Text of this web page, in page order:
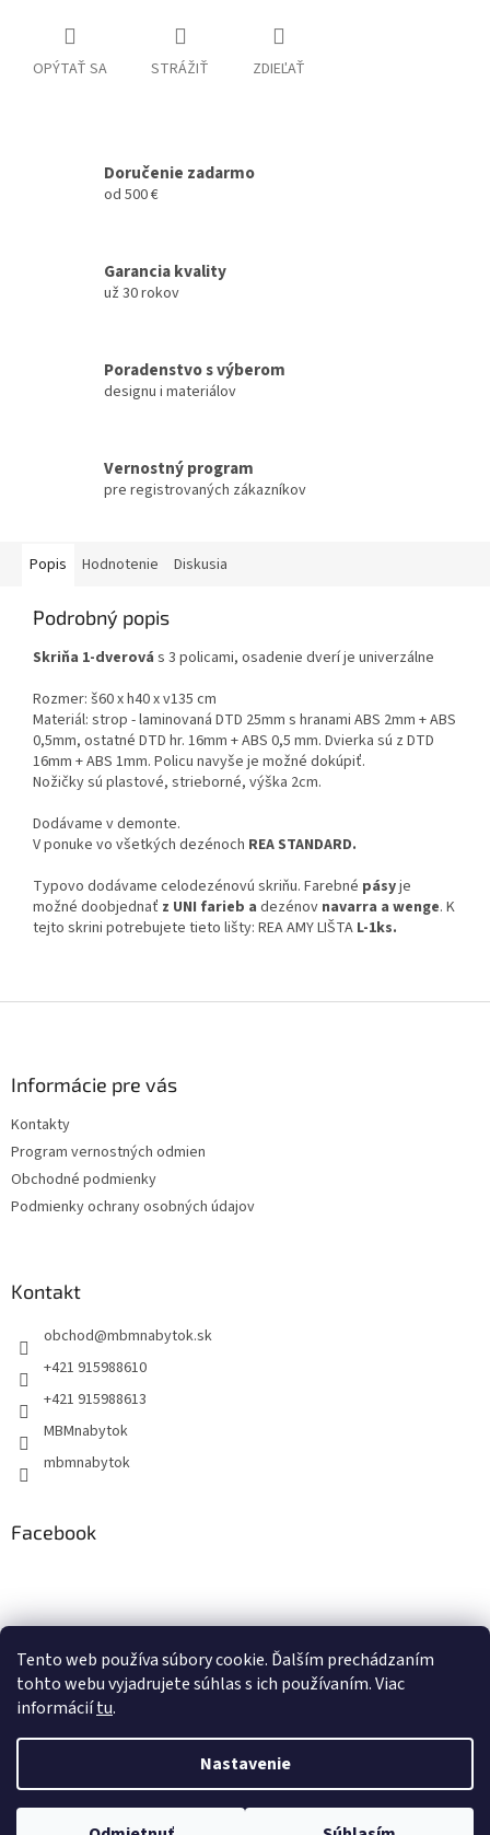
Tento web používa súbory cookie. Ďalším prechádzaním
tohto webu vyjadrujete súhlas s ich používaním. Viac
informáciítu.
Nastavenie
OPÝTAŤ SA STRÁŽIŤ ZDIEĽAŤ
Doručenie zadarmo
od 500 €
Garancia kvality
už 30 rokov
Poradenstvo s výberom
designu i materiálov
Vernostný program
pre registrovaných zákazníkov
Popis Hodnotenie Diskusia
Podrobný popis
Skriňa 1-dverová s 3 policami, osadenie dverí je univerzálne
Rozmer: š60 x h40 x v135 cm
Materiál: strop - laminovaná DTD 25mm s hranami ABS 2mm + ABS
0,5mm, ostatné DTD hr. 16mm + ABS 0,5 mm. Dvierka sú z DTD
16mm + ABS 1mm. Policu navyše je možné dokúpiť.
Nožičky sú plastové, strieborné, výška 2cm.
Dodávame v demonte.
V ponuke vo všetkých dezénoch REA STANDARD.
Typovo dodávame celodezénovú skriňu. Farebné pásyje
možné doobjednať z UNI farieb a dezénov navarra a wenge. K
tejto skrini potrebujete tieto lišty: REA AMY LIŠTA L-1ks.
Informácie pre vás
Kontakty
Program vernostných odmien
Obchodné podmienky
Podmienky ochrany osobných údajov
Kontakt
obchod@mbmnabytok.sk
+421 915988610
+421 915988613
MBMnabytok
mbmnabytok
Facebook
0KS / €0
Vytvoril Shoptet &